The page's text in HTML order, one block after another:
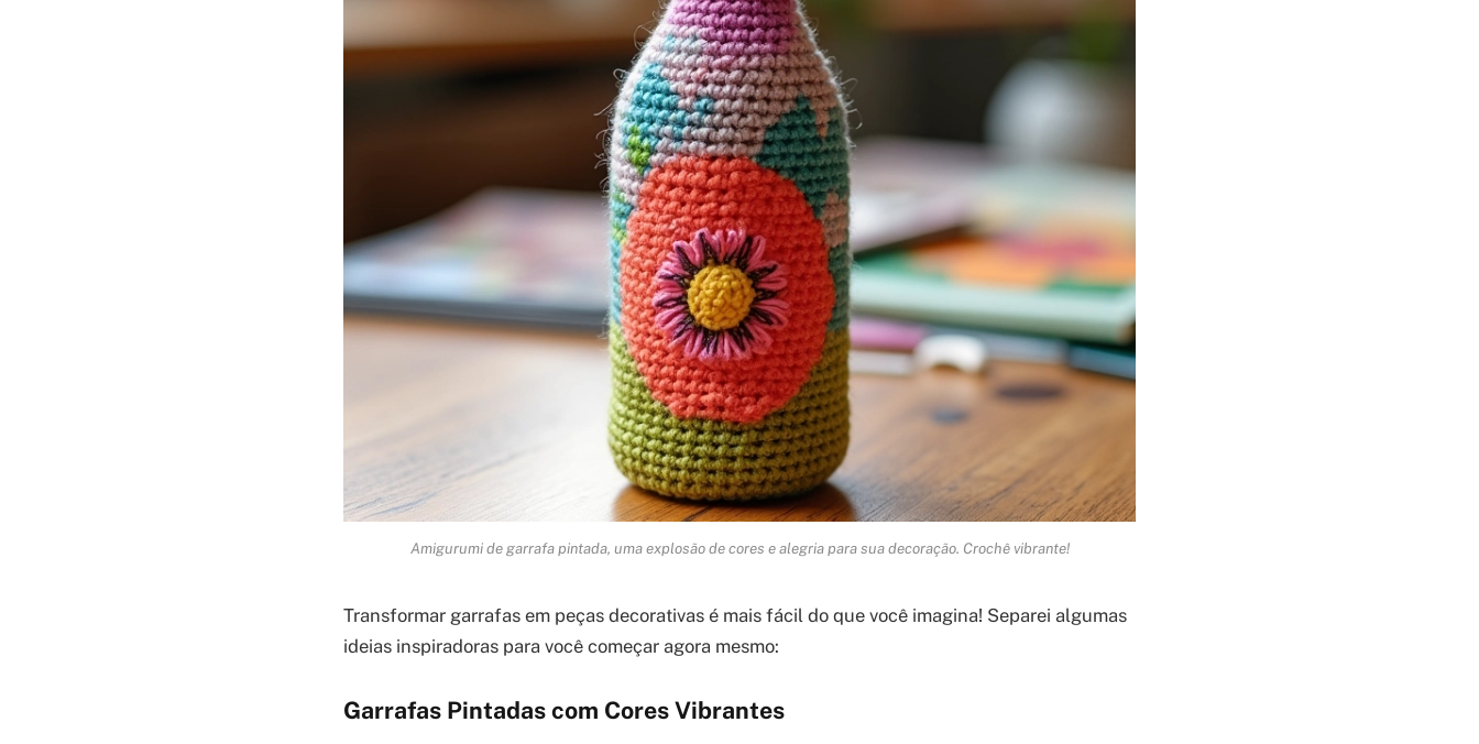
Amigurumi de garrafa pintada, uma explosão de cores e alegria para sua decoração. Crochê vibrante!
Transformar garrafas em peças decorativas é mais fácil do que você imagina! Separei algumas
ideias inspiradoras para você começar agora mesmo:
Garrafas Pintadas com Cores Vibrantes